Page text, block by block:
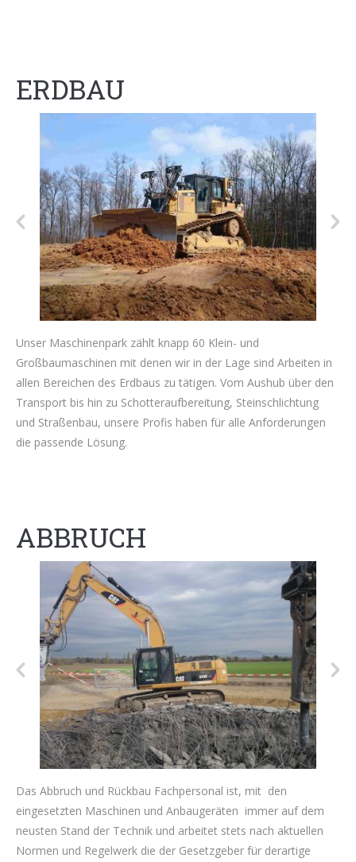
ERDBAU
Unser Maschinenpark zählt knapp 60 Klein- und
Großbaumaschinen mit denen wir in der Lage sind Arbeiten in
allen Bereichen des Erdbaus zu tätigen. Vom Aushub über den
Transport bis hin zu Schotteraufbereitung, Steinschlichtung
und Straßenbau, unsere Profis haben für alle Anforderungen
die passende Lösung.
ABBRUCH
Das Abbruch und Rückbau Fachpersonal ist, mit den
eingesetzten Maschinen und Anbaugeräten immer auf dem
neusten Stand der Technik und arbeitet stets nach aktuellen
Normen und Regelwerk die der Gesetzgeber für derartige